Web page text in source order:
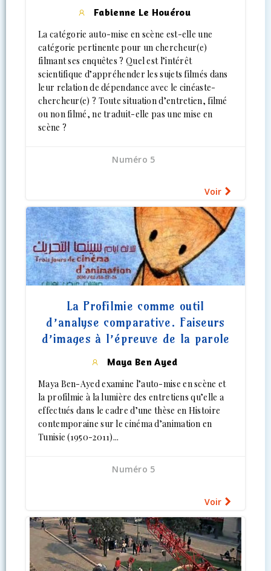
Fabienne Le Houérou
La catégorie auto-mise en scène est-elle une
catégorie pertinente pour un chercheur(e)
filmant ses enquêtes ? Quel est l’intérêt
scientifique d’appréhender les sujets filmés dans
leur relation de dépendance avec le cinéaste-
chercheur(e) ? Toute situation d’entretien, filmé
ou non filmé, ne traduit-elle pas une mise en
scène ?
Numéro 5
Voir
La Profilmie comme outil
d’analyse comparative. Faiseurs
d’images à l’épreuve de la parole
Maya Ben Ayed
Maya Ben-Ayed examine l’auto-mise en scène et
la profilmie à la lumière des entretiens qu’elle a
effectués dans le cadre d’une thèse en Histoire
contemporaine sur le cinéma d’animation en
Tunisie (1950-2011)...
Numéro 5
Voir